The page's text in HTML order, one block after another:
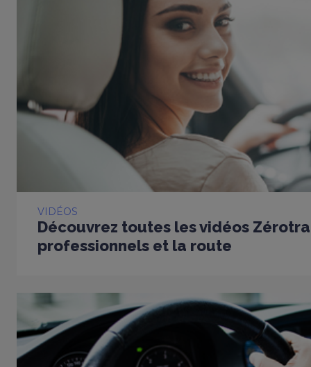
VIDÉOS
Découvrez toutes les vidéos
professionnels et la route